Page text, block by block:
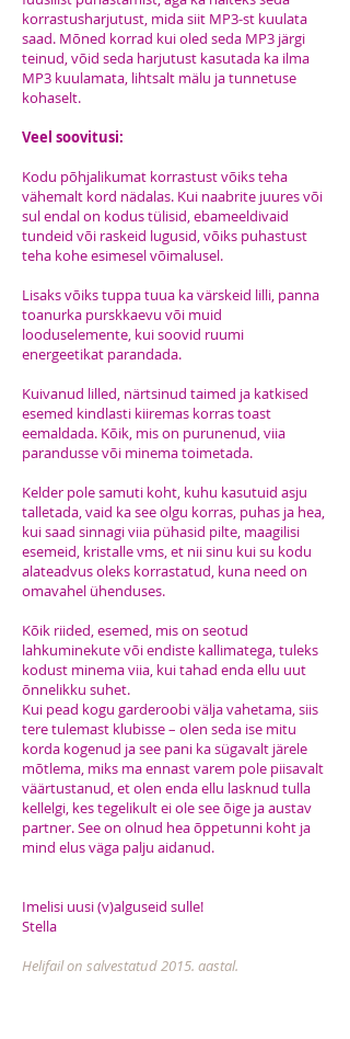
korrastusharjutust, mida siit MP3-st kuulata
saad. Mõned korrad kui oled seda MP3 järgi
teinud, võid seda harjutust kasutada ka ilma
MP3 kuulamata, lihtsalt mälu ja tunnetuse
kohaselt.
Veel soovitusi:
Kodu põhjalikumat korrastust võiks teha
vähemalt kord nädalas. Kui naabrite juures või
sul endal on kodus tülisid, ebameeldivaid
tundeid või raskeid lugusid, võiks puhastust
teha kohe esimesel võimalusel.
Lisaks võiks tuppa tuua ka värskeid lilli, panna
toanurka purskkaevu või muid
looduselemente, kui soovid ruumi
energeetikat parandada.
Kuivanud lilled, närtsinud taimed ja katkised
esemed kindlasti kiiremas korras toast
eemaldada. Kõik, mis on purunenud, viia
parandusse või minema toimetada.
Kelder pole samuti koht, kuhu kasutuid asju
talletada, vaid ka see olgu korras, puhas ja hea,
kui saad sinnagi viia pühasid pilte, maagilisi
esemeid, kristalle vms, et nii sinu kui su kodu
alateadvus oleks korrastatud, kuna need on
omavahel ühenduses.
Kõik riided, esemed, mis on seotud
lahkuminekute või endiste kallimatega, tuleks
kodust minema viia, kui tahad enda ellu uut
õnnelikku suhet.
Kui pead kogu garderoobi välja vahetama, siis
tere tulemast klubisse – olen seda ise mitu
korda kogenud ja see pani ka sügavalt järele
mõtlema, miks ma ennast varem pole piisavalt
väärtustanud, et olen enda ellu lasknud tulla
kellelgi, kes tegelikult ei ole see õige ja austav
partner. See on olnud hea õppetunni koht ja
mind elus väga palju aidanud.
Imelisi uusi (v)alguseid sulle!
Stella
Helifail on salvestatud 2015. aastal.